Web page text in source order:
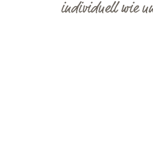
individuell wie